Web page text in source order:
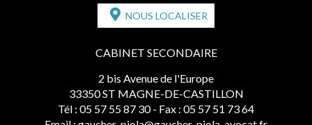
NOUS LOCALISER
CABINET SECONDAIRE
2 bis Avenue de l'Europe
33350 ST MAGNE-DE-CASTILLON
Tél : 05 57 55 87 30 - Fax : 05 57 51 73 64